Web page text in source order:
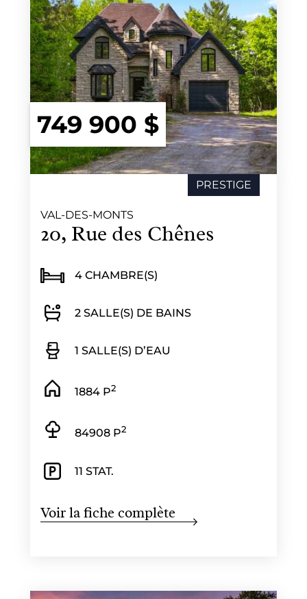
749 900 $
VAL-DES-MONTS
20, Rue des Chênes
4 CHAMBRE(S)
2 SALLE(S) DE BAINS
1 SALLE(S) D’EAU
1884 P2
84908 P2
11 STAT.
Voir la fiche complète
PRESTIGE